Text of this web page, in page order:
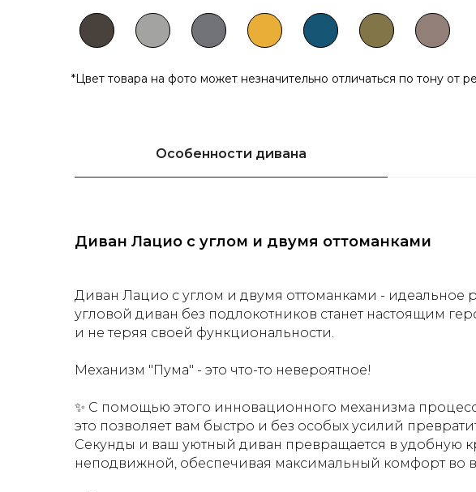
*Цвет товара на фото может незначительно отличаться по тону от
Особенности дивана
Диван Лацио с углом и двумя оттоманками
Диван Лацио с углом и двумя оттоманками - идеальное
угловой диван без подлокотников станет настоящим
и не теряя своей функциональности.
Механизм "Пума" - это что-то невероятное!
✨ С помощью этого инновационного механизма
это позволяет вам быстро и без особых усилий
Секунды и ваш уютный диван превращается в удобную
неподвижной, обеспечивая максимальный комфорт во